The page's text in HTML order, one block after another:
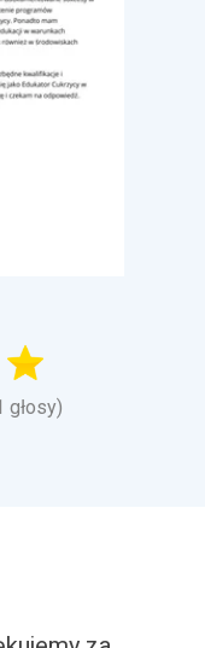
głosy)